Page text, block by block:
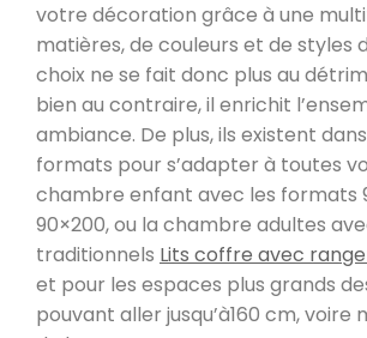
votre décoration grâce à une
matières, de couleurs et de styles
choix ne se fait donc plus au
bien au contraire, il enrichit
ambiance. De plus, ils existent
formats pour s’adapter à toutes
chambre enfant avec les formats
90×200, ou la chambre adultes
traditionnels Lits coffre avec
et pour les espaces plus grands
pouvant aller jusqu’à160 cm, voire